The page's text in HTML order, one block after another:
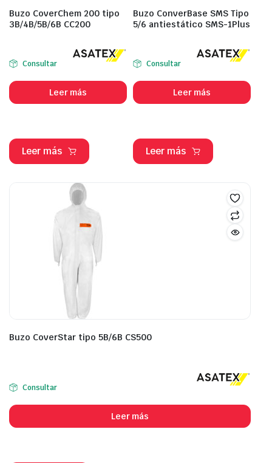
Buzo CoverChem 200 tipo
3B/4B/5B/6B CC200
Consultar
Leer más
Leer más
Buzo ConverBase SMS Tipo
5/6 antiestático SMS-1Plus
Consultar
Leer más
Leer más
Buzo CoverStar tipo 5B/6B CS500
Consultar
Leer más